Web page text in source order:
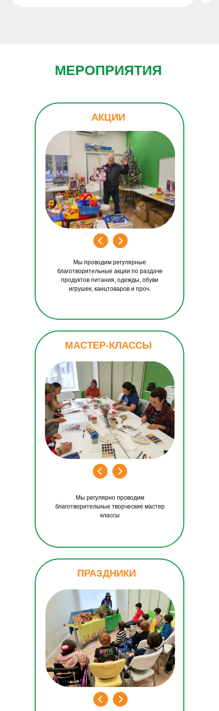
МЕРОПРИЯТИЯ
Мы проводим регулярные
благотворительные акции по раздаче
продуктов питания, одежды, обуви
игрушек, канцтоваров и проч.
АКЦИИ
Мы регулярно проводим
благотворительные творческие мастер
классы
МАСТЕР-КЛАССЫ
ПРАЗДНИКИ